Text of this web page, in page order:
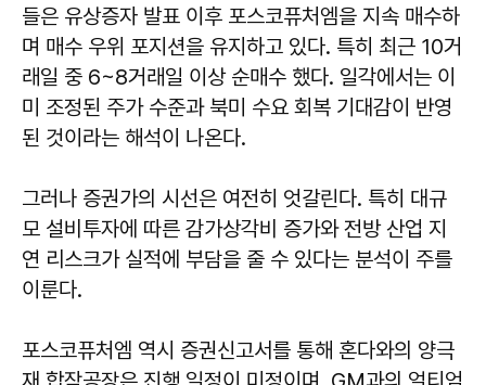
들은 유상증자 발표 이후 포스코퓨처엠을 지속 매수하
며 매수 우위 포지션을 유지하고 있다. 특히 최근 10거
래일 중 6~8거래일 이상 순매수 했다. 일각에서는 이
미 조정된 주가 수준과 북미 수요 회복 기대감이 반영
된 것이라는 해석이 나온다.
그러나 증권가의 시선은 여전히 엇갈린다. 특히 대규
모 설비투자에 따른 감가상각비 증가와 전방 산업 지
연 리스크가 실적에 부담을 줄 수 있다는 분석이 주를
이룬다.
포스코퓨처엠 역시 증권신고서를 통해 혼다와의 양극